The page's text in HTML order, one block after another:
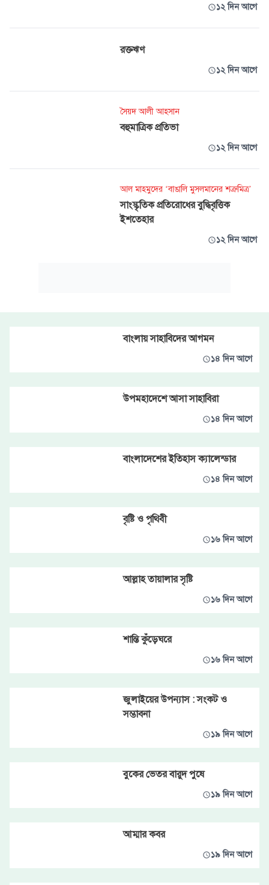
১২ দিন আগে
রক্তঋণ
১২ দিন আগে
সৈয়দ আলী আহসান
বহুমাত্রিক প্রতিভা
১২ দিন আগে
আল মাহমুদের ‘বাঙালি মুসলমানের শত্রুমিত্র’
সাংস্কৃতিক প্রতিরোধের বুদ্ধিবৃত্তিক
ইশতেহার
১২ দিন আগে
বাংলায় সাহাবিদের আগমন
১৪ দিন আগে
উপমহাদেশে আসা সাহাবিরা
১৪ দিন আগে
বাংলাদেশের ইতিহাস ক্যালেন্ডার
১৪ দিন আগে
বৃষ্টি ও পৃথিবী
১৬ দিন আগে
আল্লাহ তায়ালার সৃষ্টি
১৬ দিন আগে
শান্তি কুঁড়েঘরে
১৬ দিন আগে
জুলাইয়ের উপন্যাস : সংকট ও
সম্ভাবনা
১৯ দিন আগে
বুকের ভেতর বারুদ পুষে
১৯ দিন আগে
আম্মার কবর
১৯ দিন আগে